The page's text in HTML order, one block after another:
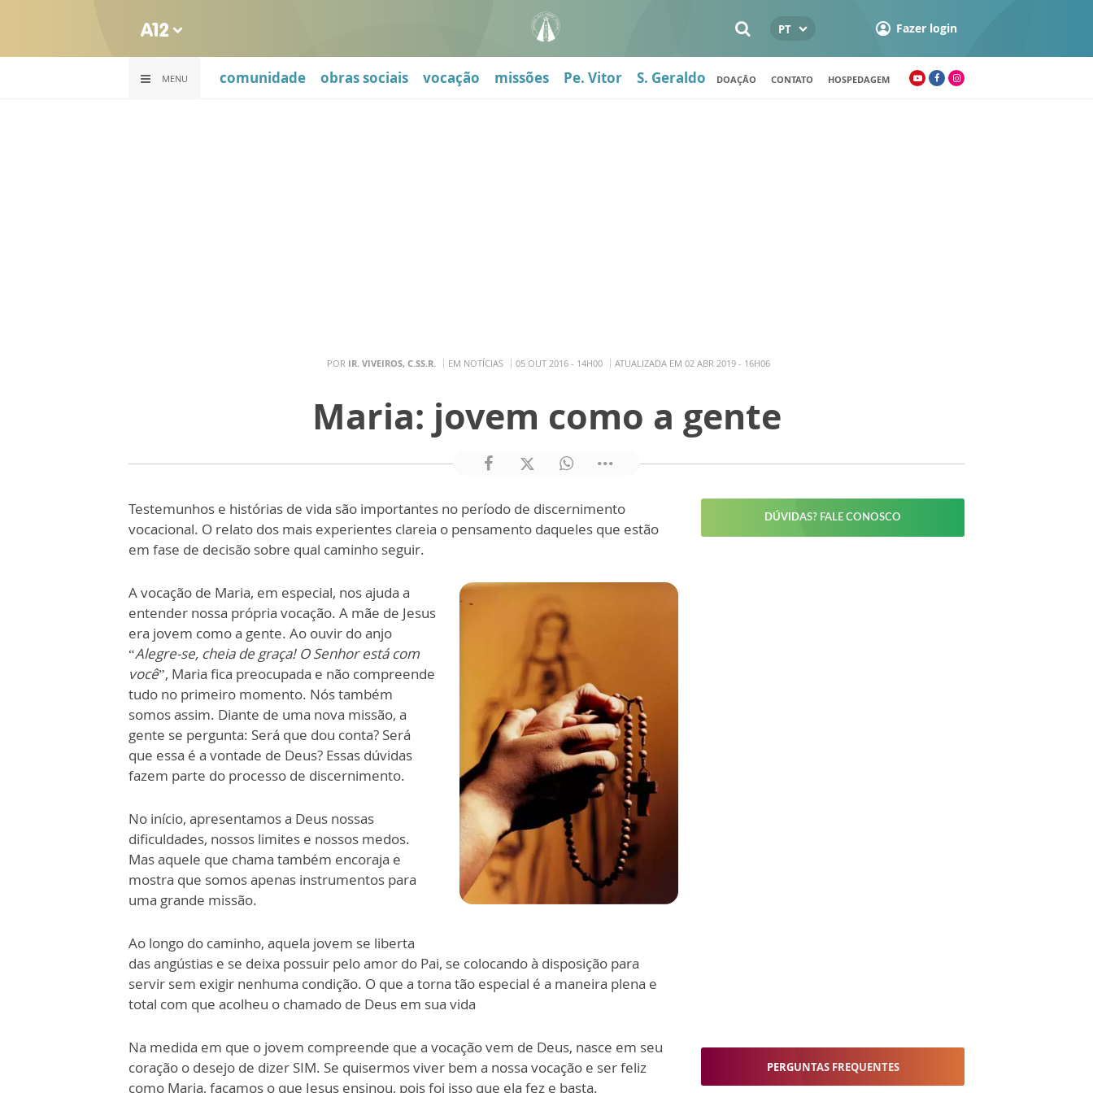
PT Fazer login
MENU comunidade obras sociais vocação missões Pe. Vitor S. Geraldo DOAÇÃO CONTATO HOSPEDAGEM
POR IR. VIVEIROS, C.SS.R. EM NOTÍCIAS 05 OUT 2016 - 14H00 ATUALIZADA EM 02 ABR 2019 - 16H06
Maria: jovem como a gente
Testemunhos e histórias de vida são importantes no período de discernimento
vocacional. O relato dos mais experientes clareia o pensamento daqueles que estão
em fase de decisão sobre qual caminho seguir.
A vocação de Maria, em especial, nos ajuda a
entender nossa própria vocação. A mãe de Jesus
era jovem como a gente. Ao ouvir do anjo
“Alegre-se, cheia de graça! O Senhor está com
você”, Maria fica preocupada e não compreende
tudo no primeiro momento. Nós também
somos assim. Diante de uma nova missão, a
gente se pergunta: Será que dou conta? Será
que essa é a vontade de Deus? Essas dúvidas
fazem parte do processo de discernimento.
No início, apresentamos a Deus nossas
dificuldades, nossos limites e nossos medos.
Mas aquele que chama também encoraja e
mostra que somos apenas instrumentos para
uma grande missão.
Ao longo do caminho, aquela jovem se liberta
das angústias e se deixa possuir pelo amor do Pai, se colocando à disposição para
servir sem exigir nenhuma condição. O que a torna tão especial é a maneira plena e
total com que acolheu o chamado de Deus em sua vida
Na medida em que o jovem compreende que a vocação vem de Deus, nasce em seu
coração o desejo de dizer SIM. Se quisermos viver bem a nossa vocação e ser feliz
como Maria, façamos o que Jesus ensinou, pois foi isso que ela fez e basta.
DÚVIDAS? FALE CONOSCO
PERGUNTAS FREQUENTES